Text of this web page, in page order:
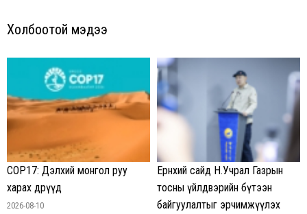
Холбоотой мэдээ
COP17: Дэлхий монгол руу
харах өдрүүд
2026-08-10
Ерөнхий сайд Н.Учрал Газрын
тосны үйлдвэрийн бүтээн
байгуулалтыг эрчимжүүлэх